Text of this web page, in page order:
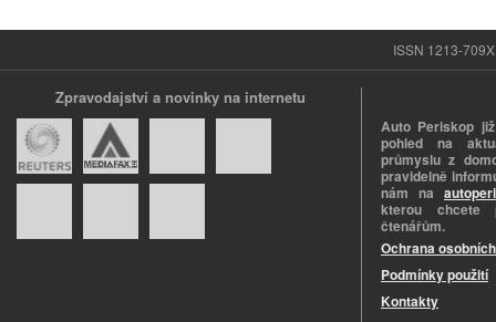
ISSN 1213-
Zpravodajství a novinky na internetu
Auto Periskop
pohled na
průmyslu z
pravidelně
nám na
kterou chcete
čtenářům.
Ochrana
Podmínky použití
Kontakty